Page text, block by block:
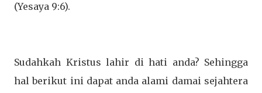
(Yesaya 9:6).
Sudahkah Kristus lahir di hati anda? Sehingga
hal berikut ini dapat anda alami damai sejahtera